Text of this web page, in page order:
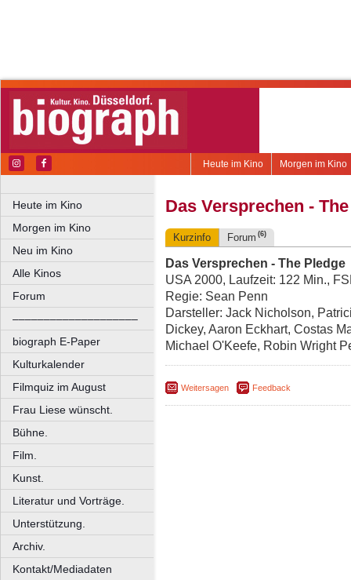
Morgen im Kino
Heute im Kino
Heute im Kino
Morgen im Kino
Neu im Kino
Alle Kinos
Forum
––––––––––––––––––––
biograph E-Paper
Kulturkalender
Filmquiz im August
Frau Liese wünscht.
Bühne.
Film.
Kunst.
Literatur und Vorträge.
Unterstützung.
Archiv.
Kontakt/Mediadaten
Das Versprechen -
Kurzinfo Forum (6)
Das Versprechen - The Pledge
USA 2000, Laufzeit: 122 Min.,
Regie: Sean Penn
Darsteller: Jack Nicholson,
Dickey, Aaron Eckhart, Costas
Michael O'Keefe, Robin Wright
Weitersagen Feedback